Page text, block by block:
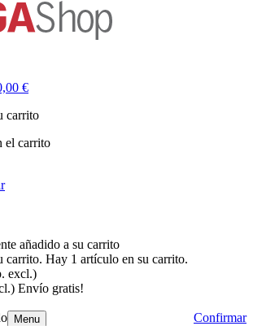
€
carrito
el carrito
añadido a su carrito
carrito. Hay 1 artículo en su carrito.
excl.)
Envío gratis!
Confirmar
Menu